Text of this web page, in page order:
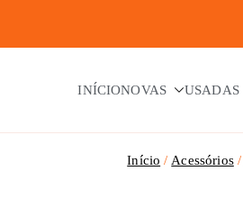
INÍCIONOVAS USADAS
Início Acessórios